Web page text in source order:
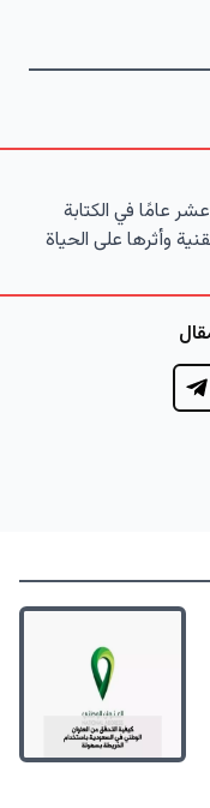
عامًا في الكتابة
وأثرها على الحياة